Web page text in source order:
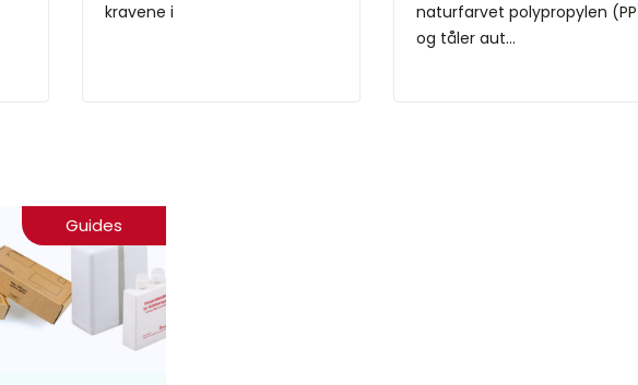
kravene i
naturfarvet polypropylen
og tåler aut...
Guides